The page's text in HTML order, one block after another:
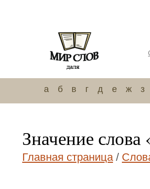
а б в г д е ж з
Значение слова
Главная страница/